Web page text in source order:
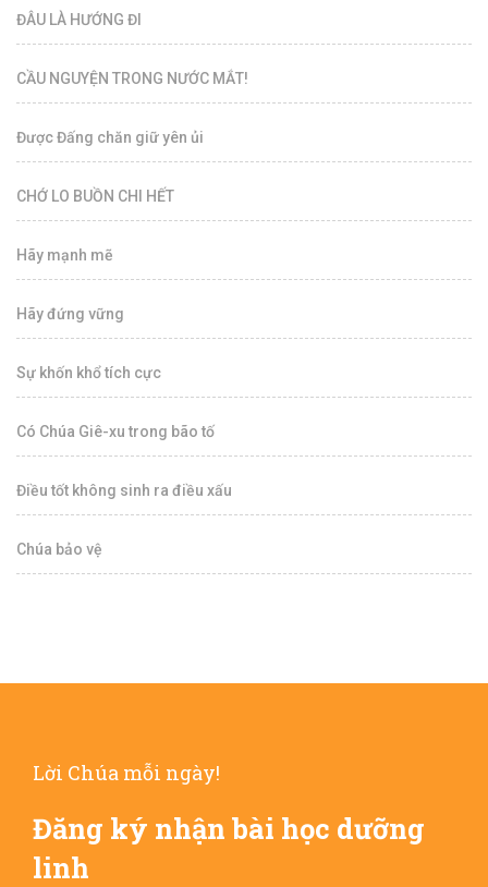
ĐÂU LÀ HƯỚNG ĐI
CẦU NGUYỆN TRONG NƯỚC MẮT!
Được Đấng chăn giữ yên ủi
CHỚ LO BUỒN CHI HẾT
Hãy mạnh mẽ
Hãy đứng vững
Sự khốn khổ tích cực
Có Chúa Giê-xu trong bão tố
Điều tốt không sinh ra điều xấu
Chúa bảo vệ
Lời Chúa mỗi ngày!
Đăng ký nhận bài học dưỡng
linh